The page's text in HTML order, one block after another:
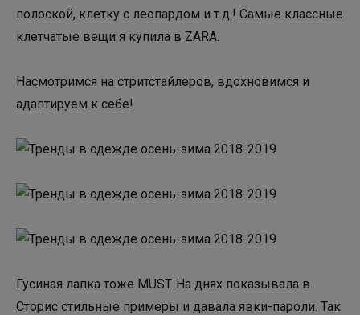
полоской, клетку с леопардом и т.д.! Самые классные
клетчатые вещи я купила в ZARA.
Насмотримся на стритстайлеров, вдохновимся и
адаптируем к себе!
Гусиная лапка тоже MUST. На днях показывала в
Сторис стильные примеры и давала явки-пароли. Так